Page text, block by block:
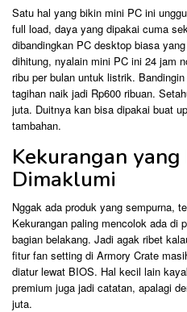
Satu hal yang bikin mini PC ini
full load, daya yang dipakai cuma
dibandingkan PC desktop biasa
dihitung, nyalain mini PC ini 24 jam
ribu per bulan untuk listrik.
tagihan naik jadi Rp600 ribuan.
juta. Duitnya kan bisa dipakai buat
tambahan.
Kekurangan yang
Dimaklumi
Nggak ada produk yang sempurna,
Kekurangan paling mencolok ada di
bagian belakang. Jadi agak ribet
fitur fan setting di Armory Crate
diatur lewat BIOS. Hal kecil lain
premium juga jadi catatan, apalagi
juta.